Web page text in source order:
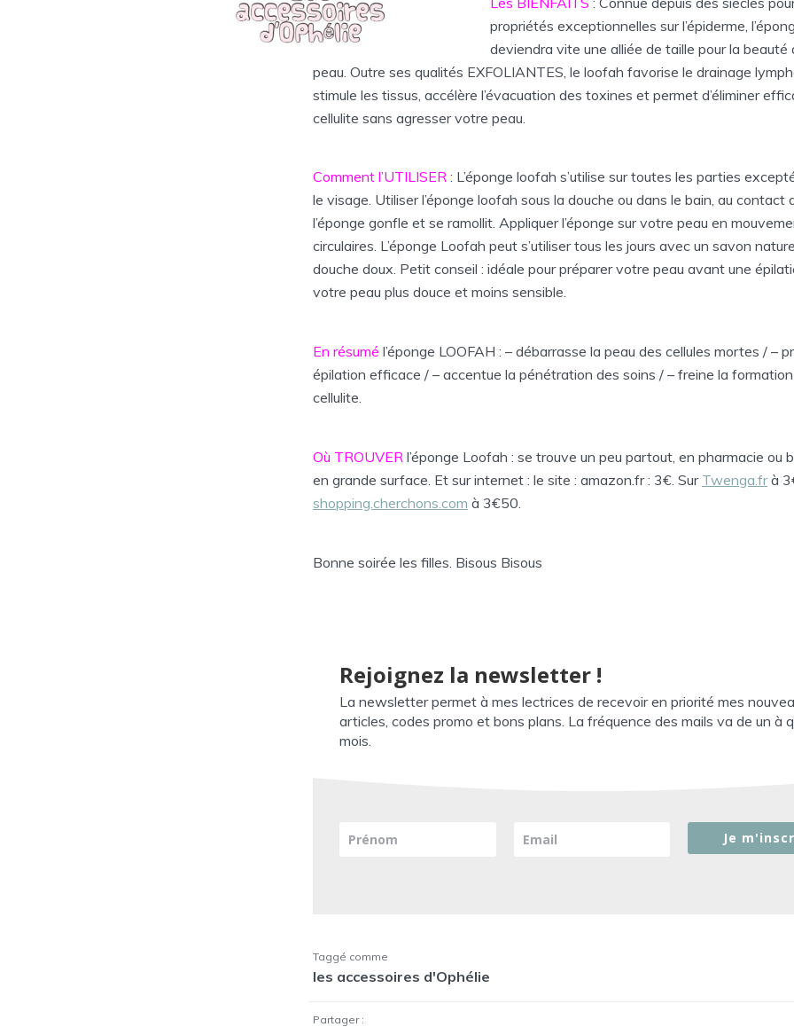
propriétés exceptionnelles sur l’épiderme,
deviendra vite une alliée de taille pour la beauté
peau. Outre ses qualités EXFOLIANTES, le loofah favorise le drainage
stimule les tissus, accélère l’évacuation des toxines et permet d’éliminer
cellulite sans agresser votre peau.
Comment l’UTILISER : L’éponge loofah s’utilise sur toutes les parties
le visage. Utiliser l’éponge loofah sous la douche ou dans le bain, au contact
l’éponge gonfle et se ramollit. Appliquer l’éponge sur votre peau en
circulaires. L’éponge Loofah peut s’utiliser tous les jours avec un savon
douche doux. Petit conseil : idéale pour préparer votre peau avant une
votre peau plus douce et moins sensible.
En résumé l’éponge LOOFAH : – débarrasse la peau des cellules mortes / –
épilation efficace / – accentue la pénétration des soins / – freine la
cellulite.
Où TROUVER l’éponge Loofah : se trouve un peu partout, en pharmacie ou
en grande surface. Et sur internet : le site : amazon.fr : 3€. Sur Twenga.frà
shopping.cherchons.com à 3€50.
Bonne soirée les filles. Bisous Bisous
Rejoignez la newsletter !
La newsletter permet à mes lectrices de recevoir en priorité mes
articles, codes promo et bons plans. La fréquence des mails va de un à
mois.
Je
Taggé comme
les accessoires d'Ophélie
Partager :